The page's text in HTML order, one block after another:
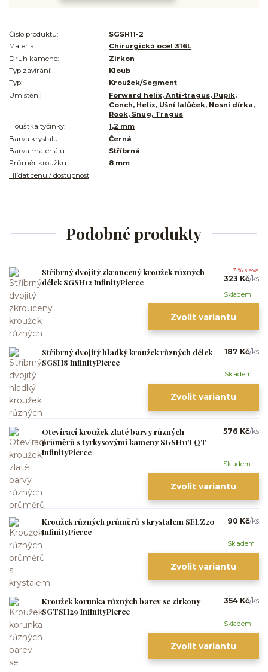
Číslo produktu:
SGSH11-2
Materiál:
Chirurgická ocel 316L
Druh kamene:
Zirkon
Typ zavírání:
Kloub
Typ:
Kroužek/Segment
Umístění:
Forward helix, Anti-tragus, Pupík,
Conch, Helix, Ušní lalůček, Nosní dírka,
Rook, Snug, Tragus
Tloušťka tyčinky:
1,2 mm
Barva krystalu:
Černá
Barva materiálu:
Stříbrná
Průměr kroužku:
8 mm
Hlídat cenu / dostupnost
Podobné produkty
Stříbrný dvojitý zkroucený kroužek různých
délek SGSH12 InfinityPierce
7 % sleva
323 Kč/ks
Skladem
Zvolit variantu
Stříbrný dvojitý hladký kroužek různých délek
SGSH8 InfinityPierce
187 Kč/ks
Skladem
Zvolit variantu
Otevírací kroužek zlaté barvy různých
průměrů s tyrkysovými kameny SGSH11TQT
InfinityPierce
576 Kč/ks
Skladem
Zvolit variantu
Kroužek různých průměrů s krystalem SELZ20
InfinityPierce
90 Kč/ks
Skladem
Zvolit variantu
Kroužek korunka různých barev se zirkony
SGTSH29 InfinityPierce
354 Kč/ks
Skladem
Zvolit variantu